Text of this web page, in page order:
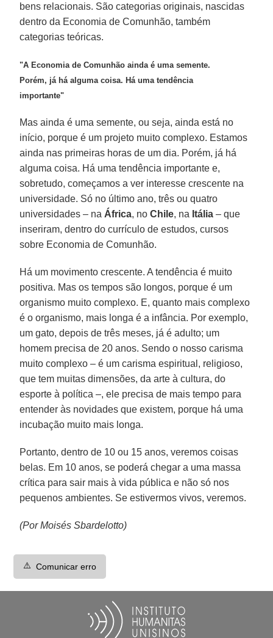
bens relacionais. São categorias originais, nascidas
dentro da Economia de Comunhão, também
categorias teóricas.
"A Economia de Comunhão ainda é uma semente.
Porém, já há alguma coisa. Há uma tendência
importante"
Mas ainda é uma semente, ou seja, ainda está no
início, porque é um projeto muito complexo. Estamos
ainda nas primeiras horas de um dia. Porém, já há
alguma coisa. Há uma tendência importante e,
sobretudo, começamos a ver interesse crescente na
universidade. Só no último ano, três ou quatro
universidades – na África, noChile, na Itália – que
inseriram, dentro do currículo de estudos, cursos
sobre Economia de Comunhão.
Há um movimento crescente. A tendência é muito
positiva. Mas os tempos são longos, porque é um
organismo muito complexo. E, quanto mais complexo
é o organismo, mais longa é a infância. Por exemplo,
um gato, depois de três meses, já é adulto; um
homem precisa de 20 anos. Sendo o nosso carisma
muito complexo – é um carisma espiritual, religioso,
que tem muitas dimensões, da arte à cultura, do
esporte à política –, ele precisa de mais tempo para
entender às novidades que existem, porque há uma
incubação muito mais longa.
Portanto, dentro de 10 ou 15 anos, veremos coisas
belas. Em 10 anos, se poderá chegar a uma massa
crítica para sair mais à vida pública e não só nos
pequenos ambientes. Se estivermos vivos, veremos.
(Por Moisés Sbardelotto)
⚠️ Comunicar erro